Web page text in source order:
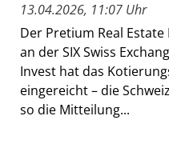
13.04.2026, 11:07 Uhr
Der Pretium Real
an der SIX Swiss
Invest hat das
eingereicht – die
so die Mitteilung...